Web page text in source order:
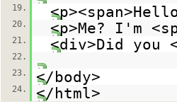
19.
20. <p>Me? I'm
21. <div>Did you
22.
23.
</body>
24. </html>